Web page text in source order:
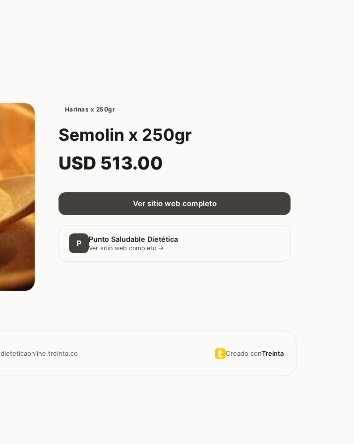
Harinas x 250gr
Semolin x 250gr
USD 513.00
Ver sitio web completo
P Punto Saludable Dietética
Ver sitio web completo →
dieteticaonline.treinta.co Creado conTreinta